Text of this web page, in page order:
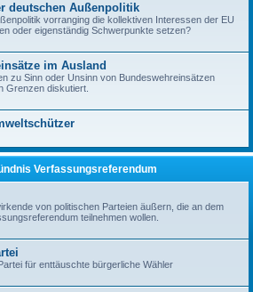
deutschen Außenpolitik
vorranging die kollektiven Interessen der EU
oder eigenständig Schwerpunkte setzen?
im Ausland
zu Sinn oder Unsinn von Bundeswehreinsätzen
Grenzen diskutiert.
Verfassungsreferendum
von politischen Parteien äußern, die an dem
teilnehmen wollen.
für enttäuschte bürgerliche Wähler